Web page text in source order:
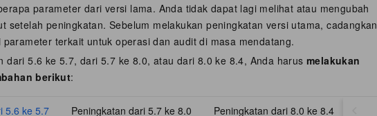
parameter dari versi lama. Anda tidak dapat lagi melihat atau mengubah
setelah peningkatan. Sebelum melakukan peningkatan versi utama, cadangkan
terkait untuk operasi dan audit di masa mendatang.
dari 5.6 ke 5.7, dari 5.7 ke 8.0, atau dari 8.0 ke 8.4, Anda harus melakukan
berikut:
5.6 ke 5.7 Peningkatan dari 5.7 ke 8.0 Peningkatan dari 8.0 ke 8.4